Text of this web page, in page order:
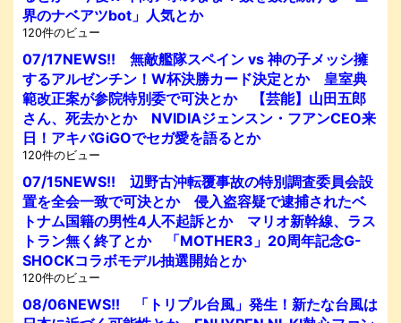
界のナベアツbot」人気とか
120件のビュー
07/17NEWS!! 無敵艦隊スペイン vs 神の子メッシ擁
するアルゼンチン！W杯決勝カード決定とか 皇室典
範改正案が参院特別委で可決とか 【芸能】山田五郎
さん、死去かとか NVIDIAジェンスン・フアンCEO来
日！アキバGiGOでセガ愛を語るとか
120件のビュー
07/15NEWS!! 辺野古沖転覆事故の特別調査委員会設
置を全会一致で可決とか 侵入盗容疑で逮捕されたベ
トナム国籍の男性4人不起訴とか マリオ新幹線、ラス
トラン無く終了とか 「MOTHER3」20周年記念G-
SHOCKコラボモデル抽選開始とか
120件のビュー
08/06NEWS!! 「トリプル台風」発生！新たな台風は